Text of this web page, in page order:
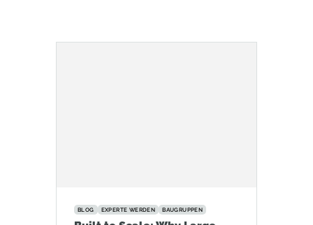
BLOG EXPERTE WERDEN BAUGRUPPEN